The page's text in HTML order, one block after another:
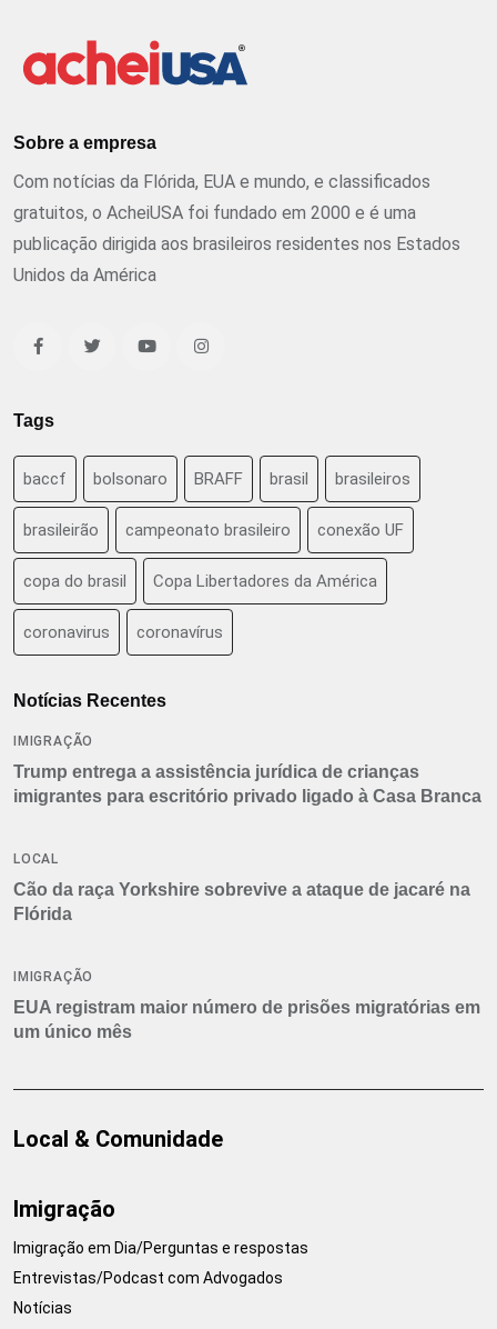
Sobre a empresa
Com notícias da Flórida, EUA e mundo, e classificados
gratuitos, o AcheiUSA foi fundado em 2000 e é uma
publicação dirigida aos brasileiros residentes nos Estados
Unidos da América
Tags
baccf bolsonaro BRAFF brasil brasileiros
brasileirão campeonato brasileiro conexão UF
copa do brasil Copa Libertadores da América
coronavirus coronavírus
Notícias Recentes
IMIGRAÇÃO
Trump entrega a assistência jurídica de crianças
imigrantes para escritório privado ligado à Casa Branca
LOCAL
Cão da raça Yorkshire sobrevive a ataque de jacaré na
Flórida
IMIGRAÇÃO
EUA registram maior número de prisões migratórias em
um único mês
Local & Comunidade
Imigração
Imigração em Dia/Perguntas e respostas
Entrevistas/Podcast com Advogados
Notícias